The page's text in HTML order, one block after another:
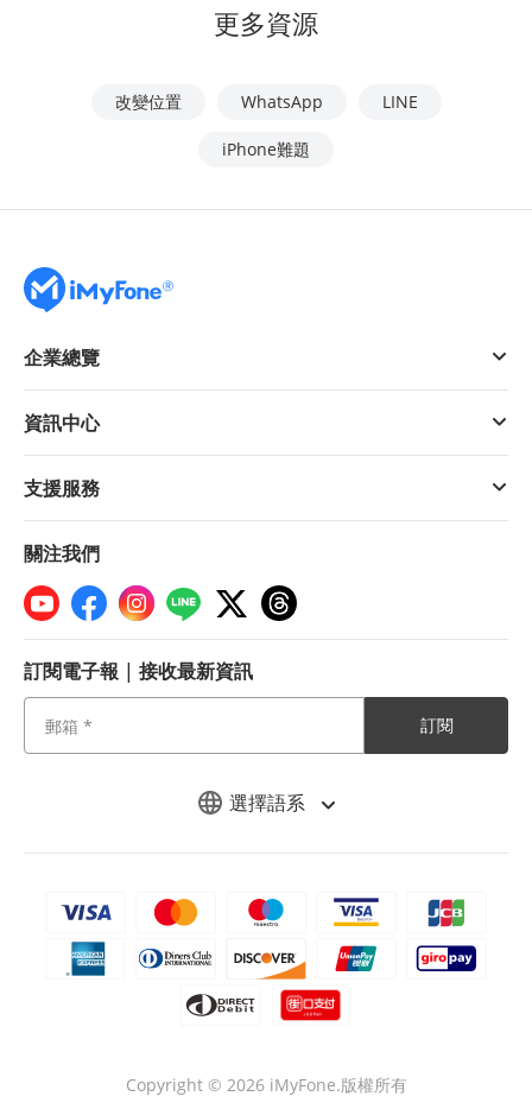
更多資源
改變位置 WhatsApp LINE
iPhone難題
選擇語系
企業總覽
資訊中心
支援服務
關注我們
訂閱電子報 | 接收最新資訊
訂閱
Copyright © 2026 iMyFone.版權所有